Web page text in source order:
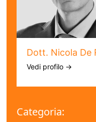
Dott. Nicola De
Vedi profilo →
Categoria: